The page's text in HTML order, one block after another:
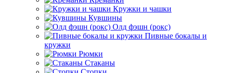
Кружки и чашки
Кувшины
Олд фэшн (рокс)
Пивные бокалы и
кружки
Рюмки
Стаканы